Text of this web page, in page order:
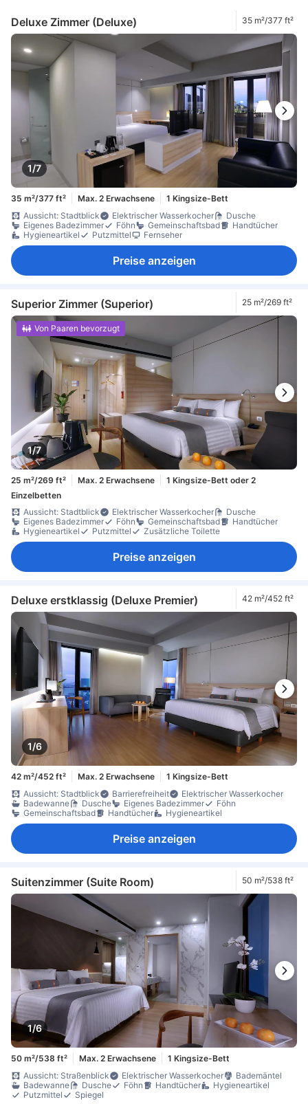
Deluxe Zimmer (Deluxe) 35 m²/377 ft²
1/7
35 m²/377 ft² Max. 2 Erwachsene
1 Kingsize-Bett
Aussicht: Stadtblick
Elektrischer Wasserkocher
Dusche
Eigenes Badezimmer
Föhn Gemeinschaftsbad
Handtücher
Hygieneartikel
Putzmittel Fernseher
Preise anzeigen
Superior Zimmer (Superior) 25 m²/269 ft²
1/7
Von Paaren bevorzugt
25 m²/269 ft² Max. 2 Erwachsene
1 Kingsize-Bett oder 2
Einzelbetten
Aussicht: Stadtblick
Elektrischer Wasserkocher
Dusche
Eigenes Badezimmer
Föhn Gemeinschaftsbad
Handtücher
Hygieneartikel
Putzmittel Zusätzliche Toilette
Preise anzeigen
Deluxe erstklassig (Deluxe Premier) 42 m²/452 ft²
1/6
42 m²/452 ft² Max. 2 Erwachsene
1 Kingsize-Bett
Aussicht: Stadtblick
Barrierefreiheit
Elektrischer Wasserkocher
Badewanne
Dusche Eigenes Badezimmer
Föhn
Gemeinschaftsbad
Handtücher Hygieneartikel
Preise anzeigen
Suitenzimmer (Suite Room) 50 m²/538 ft²
1/6
50 m²/538 ft² Max. 2 Erwachsene
1 Kingsize-Bett
Aussicht: Straßenblick
Elektrischer Wasserkocher
Bademäntel
Badewanne
Dusche Föhn Handtücher
Hygieneartikel
Putzmittel
Spiegel